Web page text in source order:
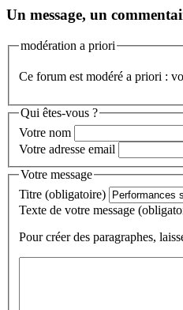
Un message, un
modération a priori
Ce forum est modéré a priori :
Qui êtes-vous ?
Votre nom
Votre adresse email
Votre message
Titre (obligatoire)
Texte de votre message
Pour créer des paragraphes,